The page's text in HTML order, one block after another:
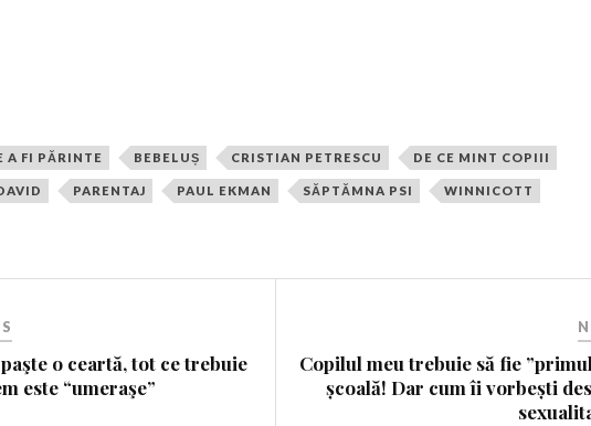
A FI PĂRINTE BEBELUȘ CRISTIAN PETRESCU DE CE MINT COPIII
PARENTAJ PAUL EKMAN SĂPTĂMNA PSI WINNICOTT
o ceartă, tot ce trebuie
este “umeraşe”
Copilul meu trebuie să fie
școală! Dar cum îi vorbești